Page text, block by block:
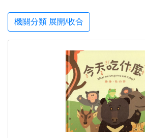
機關分類 展開/收合